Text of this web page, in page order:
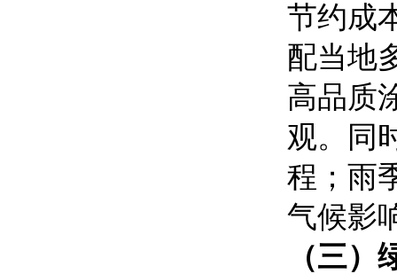
节约成
配当地
高品质
观。同
程；雨
气候影
（三